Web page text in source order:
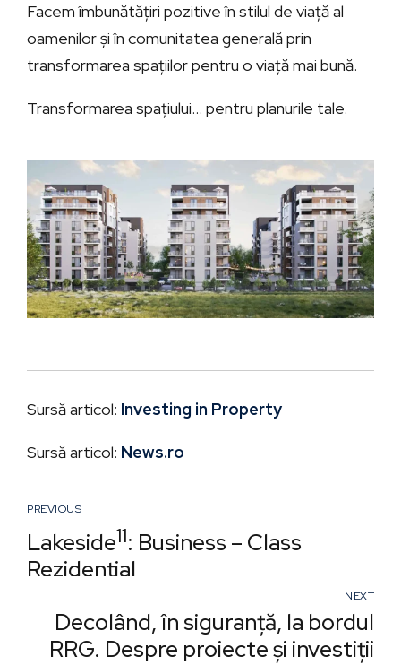
Facem îmbunătățiri pozitive în stilul de viață al
oamenilor și în comunitatea generală prin
transformarea spațiilor pentru o viață mai bună.
Transformarea spațiului… pentru planurile tale.
Sursă articol: Investing in Property
Sursă articol: News.ro
PREVIOUS
Lakeside11: Business – Class
Rezidențial
NEXT
Decolând, în siguranță, la bordul
RRG. Despre proiecte și investiții